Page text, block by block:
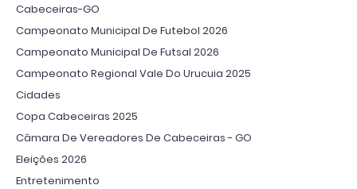
Cabeceiras-GO
Campeonato Municipal De Futebol 2026
Campeonato Municipal De Futsal 2026
Campeonato Regional Vale Do Urucuia 2025
Cidades
Copa Cabeceiras 2025
Câmara De Vereadores De Cabeceiras - GO
Eleições 2026
Entretenimento